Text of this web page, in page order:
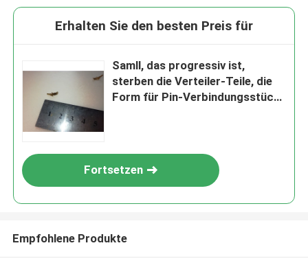
Erhalten Sie den besten Preis für
Samll, das progressiv ist,
sterben die Verteiler-Teile, die
Form für Pin-Verbindungsstück-
Fortsetzen
Empfohlene Produkte